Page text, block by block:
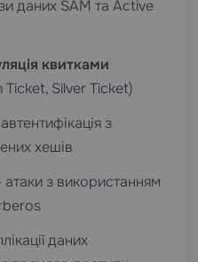
даних SAM та Active
квитками
Ticket, Silver Ticket)
з
хешів
атаки з використанням
даних